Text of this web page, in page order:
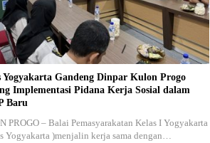
Yogyakarta Gandeng Dinpar Kulon Progo
Implementasi Pidana Kerja Sosial dalam
Baru
PROGO – Balai Pemasyarakatan Kelas I Yogyakarta
Yogyakarta )menjalin kerja sama dengan…